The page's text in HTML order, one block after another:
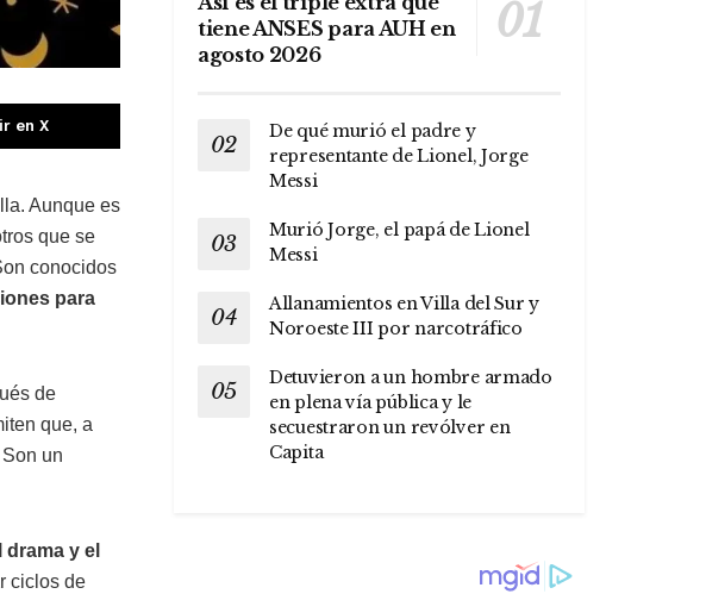
en X
Aunque es
que se
conocidos
para
de
que, a
un
drama y el
ciclos de
tiene ANSES para AUH en
agosto 2026
De qué murió el padre y
representante de Lionel, Jorge
Messi
Murió Jorge, el papá de Lionel
Messi
Allanamientos en Villa del Sur y
Noroeste III por narcotráfico
Detuvieron a un hombre armado
en plena vía pública y le
secuestraron un revólver en
Capita